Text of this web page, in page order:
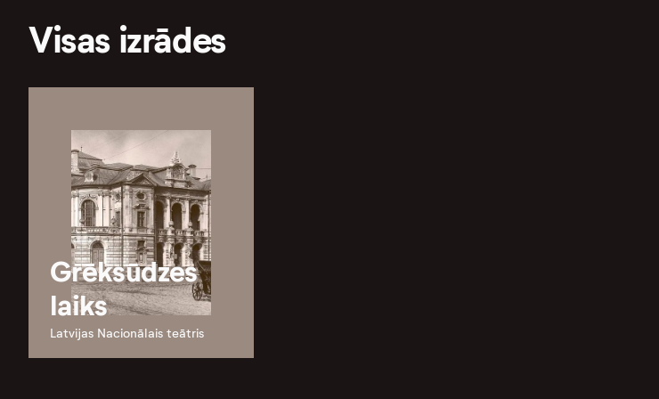
Visas izrādes
Grēksūdzes
laiks
Latvijas Nacionālais teātris